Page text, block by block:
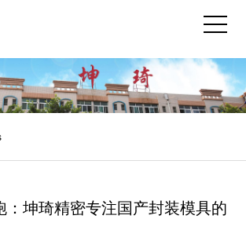
：坤琦精密专注国产封装模具的